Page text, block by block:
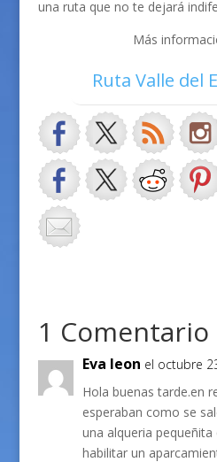
una ruta que no te dejará
Más
Ruta Valle del
1 Comentario
Eva leon el octubre
Hola buenas tarde.en
esperaban como se
una alqueria pequeñita
habilitar un